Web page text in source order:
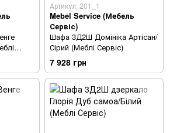
Артикул: 201_1
Mebel Service (Мебель
Сервіс)
Шафа 3Д2Ш Домініка Артісан/
Сірий (Меблі Сервіс)
7 928 грн